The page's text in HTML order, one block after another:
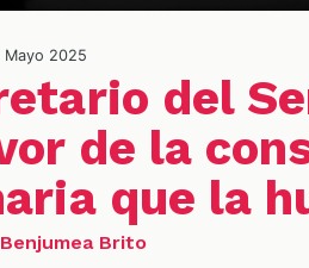
Mayo 2025
del
de la
que la
Brito